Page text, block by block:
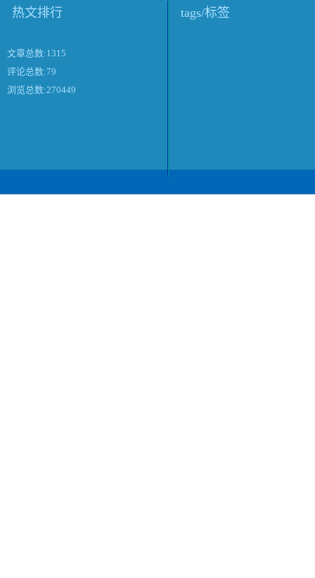
热文排行
文章总数:1315
评论总数:79
浏览总数:270449
tags/标签